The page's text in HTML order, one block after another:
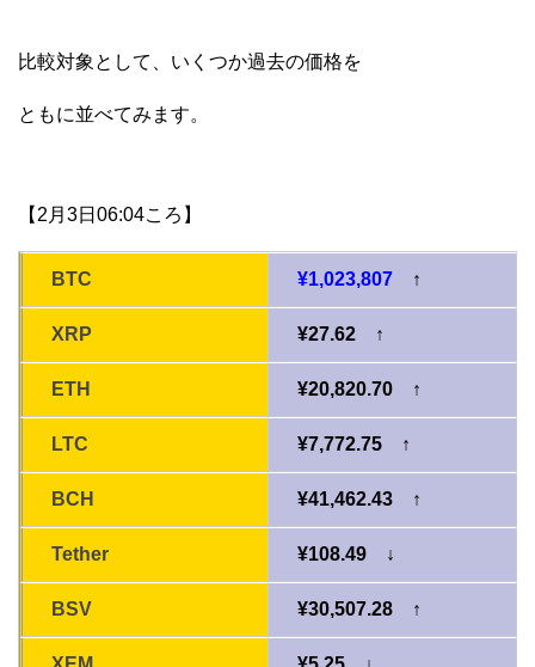
比較対象として、いくつか過去の価格を
ともに並べてみます。
【2月3日06:04ころ】
BTC ¥1,023,807 ↑
XRP ¥27.62 ↑
ETH ¥20,820.70 ↑
LTC ¥7,772.75 ↑
BCH ¥41,462.43 ↑
Tether ¥108.49 ↓
BSV ¥30,507.28 ↑